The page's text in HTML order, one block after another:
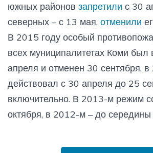
южных районов запретили с 30
северных – с 13 мая, отменили
В 2015 году особый
всех муниципалитетах Коми был
апреля и отменен 30 сентября,
действовал с 30 апреля до 25
включительно. В 2013-м режим
октября, в 2012-м – до середины